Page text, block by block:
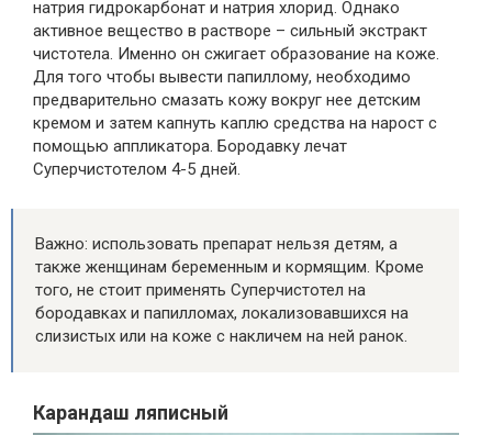
натрия гидрокарбонат и натрия хлорид. Однако
активное вещество в растворе – сильный экстракт
чистотела. Именно он сжигает образование на коже.
Для того чтобы вывести папиллому, необходимо
предварительно смазать кожу вокруг нее детским
кремом и затем капнуть каплю средства на нарост с
помощью аппликатора. Бородавку лечат
Суперчистотелом 4-5 дней.
Важно: использовать препарат нельзя детям, а
также женщинам беременным и кормящим. Кроме
того, не стоит применять Суперчистотел на
бородавках и папилломах, локализовавшихся на
слизистых или на коже с накличем на ней ранок.
Карандаш ляписный